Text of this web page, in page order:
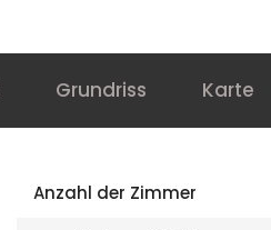
Grundriss Karte
Anzahl der Zimmer